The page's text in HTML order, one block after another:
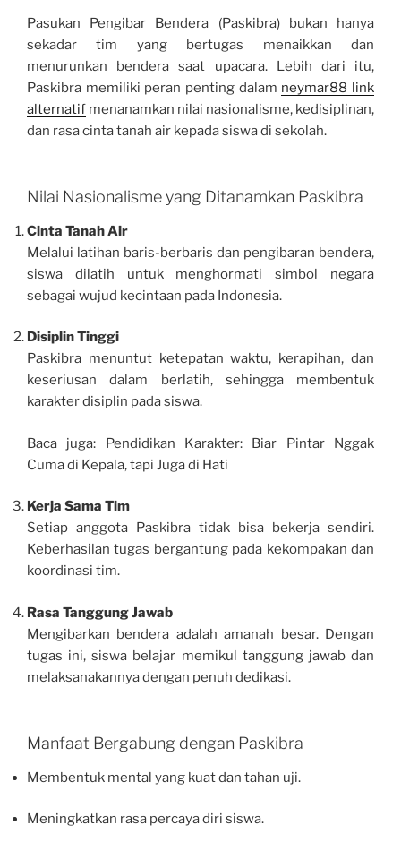
Pasukan Pengibar Bendera (Paskibra) bukan hanya
sekadar tim yang bertugas menaikkan dan
menurunkan bendera saat upacara. Lebih dari itu,
Paskibra memiliki peran penting dalam neymar88 link
alternatif menanamkan nilai nasionalisme, kedisiplinan,
dan rasa cinta tanah air kepada siswa di sekolah.
Nilai Nasionalisme yang Ditanamkan Paskibra
Cinta Tanah Air
Melalui latihan baris-berbaris dan pengibaran bendera,
siswa dilatih untuk menghormati simbol negara
sebagai wujud kecintaan pada Indonesia.
Disiplin Tinggi
Paskibra menuntut ketepatan waktu, kerapihan, dan
keseriusan dalam berlatih, sehingga membentuk
karakter disiplin pada siswa.
Baca juga: Pendidikan Karakter: Biar Pintar Nggak
Cuma di Kepala, tapi Juga di Hati
Kerja Sama Tim
Setiap anggota Paskibra tidak bisa bekerja sendiri.
Keberhasilan tugas bergantung pada kekompakan dan
koordinasi tim.
Rasa Tanggung Jawab
Mengibarkan bendera adalah amanah besar. Dengan
tugas ini, siswa belajar memikul tanggung jawab dan
melaksanakannya dengan penuh dedikasi.
Manfaat Bergabung dengan Paskibra
Membentuk mental yang kuat dan tahan uji.
Meningkatkan rasa percaya diri siswa.